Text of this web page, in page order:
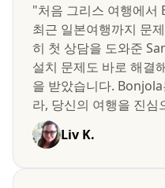
"처음 그리스 여행에서
최근 일본여행까지 문
히 첫 상담을 도와준
설치 문제도 바로 해결
을 받았습니다.
라, 당신의 여행을 진
Liv K.